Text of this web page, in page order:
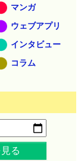
マンガ
ウェブアプリ
インタビュー
コラム
る